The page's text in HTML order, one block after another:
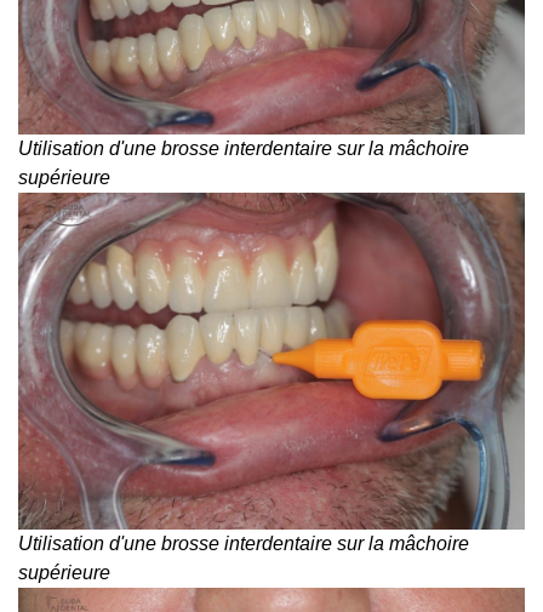
Utilisation d'une brosse interdentaire sur la mâchoire
supérieure
Utilisation d'une brosse interdentaire sur la mâchoire
supérieure